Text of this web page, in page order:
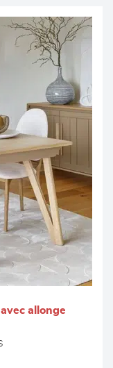
allonge